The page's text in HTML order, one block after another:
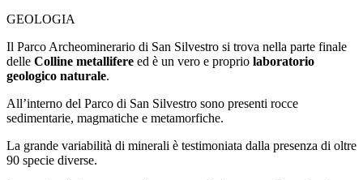
GEOLOGIA
Il Parco Archeominerario di San Silvestro si trova nella parte finale
delle Colline metallifere ed è un vero e proprio laboratorio
geologico naturale.
All’interno del Parco di San Silvestro sono presenti rocce
sedimentarie, magmatiche e metamorfiche.
La grande variabilità di minerali è testimoniata dalla presenza di oltre
90 specie diverse.